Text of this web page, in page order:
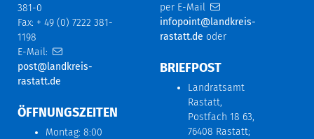
381-0
Fax: + 49 (0) 7222 381-
1198
E-Mail:
post@landkreis-
rastatt.de
ÖFFNUNGSZEITEN
Montag: 8:00
per E-Mail
infopoint@landkreis-
rastatt.de oder
BRIEFPOST
Landratsamt
Rastatt,
Postfach 18 63,
76408 Rastatt;